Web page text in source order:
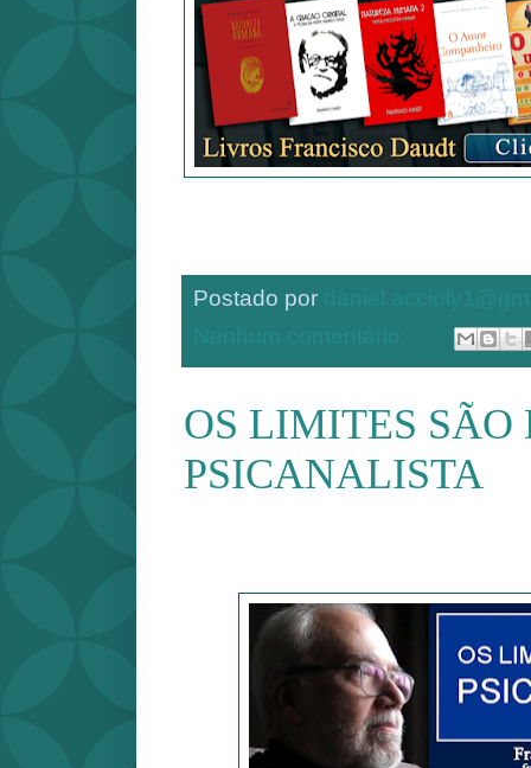
Postado por
OS LIMITES SÃO
PSICANALISTA